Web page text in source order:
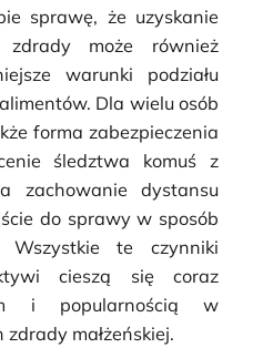
sprawę, że uzyskanie
może również
warunki podziału
Dla wielu osób
forma zabezpieczenia
śledztwa komuś z
zachowanie dystansu
do sprawy w sposób
Wszystkie te czynniki
cieszą się coraz
i popularnością w
małżeńskiej.